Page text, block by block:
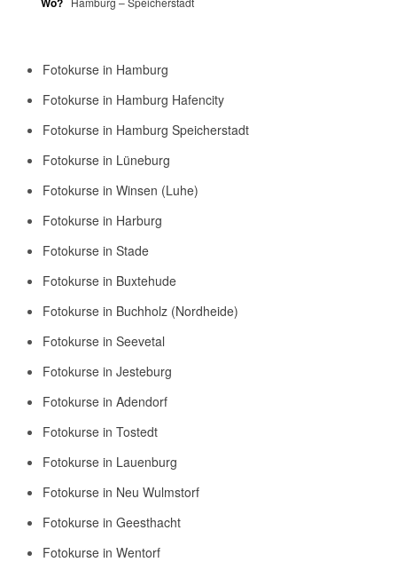
Fotokurse in Hamburg
Fotokurse in Hamburg Hafencity
Fotokurse in Hamburg Speicherstadt
Fotokurse in Lüneburg
Fotokurse in Winsen (Luhe)
Fotokurse in Harburg
Fotokurse in Stade
Fotokurse in Buxtehude
Fotokurse in Buchholz (Nordheide)
Fotokurse in Seevetal
Fotokurse in Jesteburg
Fotokurse in Adendorf
Fotokurse in Tostedt
Fotokurse in Lauenburg
Fotokurse in Neu Wulmstorf
Fotokurse in Geesthacht
Fotokurse in Wentorf